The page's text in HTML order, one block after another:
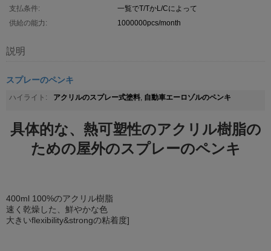
支払条件:
一覧でT/TかL/Cによって
供給の能力:
1000000pcs/month
説明
スプレーのペンキ
ハイライト: アクリルのスプレー式塗料, 自動車エーロゾルのペンキ
具体的な、熱可塑性のアクリル樹脂の
ための屋外のスプレーのペンキ
400ml 100%のアクリル樹脂
速く乾燥した、鮮やかな色
大きいflexibility&strongの粘着度]